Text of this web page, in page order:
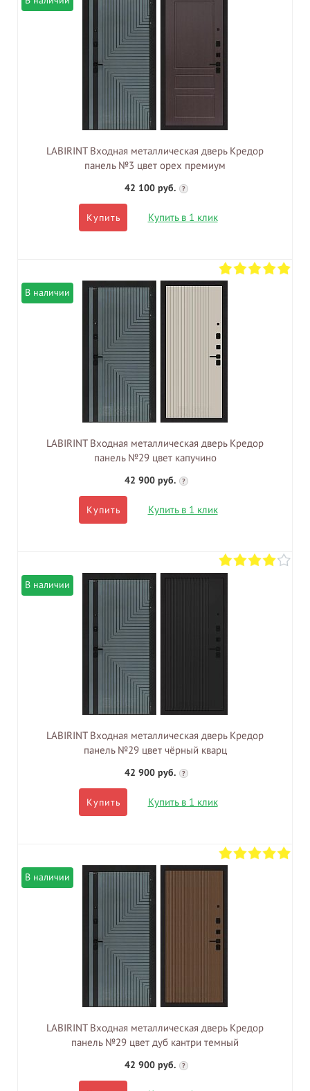
LABIRINT Входная металлическая дверь Кредор
панель №3 цвет орех премиум
42 100 руб. ?
Купить Купить в 1 клик
В наличии
LABIRINT Входная металлическая дверь Кредор
панель №29 цвет капучино
42 900 руб. ?
Купить Купить в 1 клик
В наличии
LABIRINT Входная металлическая дверь Кредор
панель №29 цвет чёрный кварц
42 900 руб. ?
Купить Купить в 1 клик
В наличии
LABIRINT Входная металлическая дверь Кредор
панель №29 цвет дуб кантри темный
42 900 руб. ?